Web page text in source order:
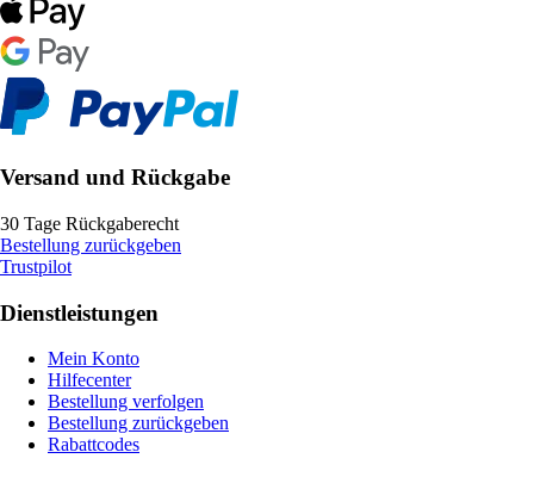
Versand und Rückgabe
30 Tage Rückgaberecht
Bestellung zurückgeben
Trustpilot
Dienstleistungen
Mein Konto
Hilfecenter
Bestellung verfolgen
Bestellung zurückgeben
Rabattcodes